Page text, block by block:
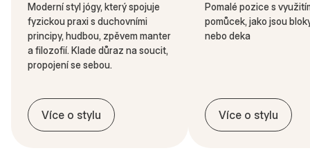
Moderní styl jógy, který spojuje
fyzickou praxi s duchovními
principy, hudbou, zpěvem manter
a filozofií. Klade důraz na soucit,
propojení se sebou.
Více o stylu
Pomalé pozice s
pomůcek, jako jsou
nebo deka
Více o stylu